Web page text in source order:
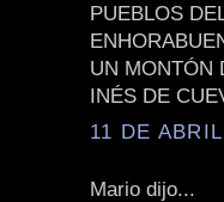
PUEBLOS
UN MONTÓN
INÉS DE
11 DE
Mario dijo...